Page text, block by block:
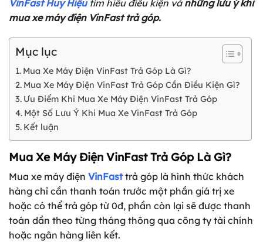
VinFast Huy Hiệutìm hiểu điều kiện và những lưu ý khi
mua xe máy điện VinFast trả góp.
Mục lục
Mua Xe Máy Điện VinFast Trả Góp Là Gì?
Mua Xe Máy Điện VinFast Trả Góp Cần Điều Kiện Gì?
Ưu Điểm Khi Mua Xe Máy Điện VinFast Trả Góp
Một Số Lưu Ý Khi Mua Xe VinFast Trả Góp
Kết luận
Mua Xe Máy Điện VinFast Trả Góp Là Gì?
Mua xe máy điện VinFasttrả góp là hình thức khách
hàng chỉ cần thanh toán trước một phần giá trị xe
hoặc có thể trả góp từ 0đ, phần còn lại sẽ được thanh
toán dần theo từng tháng thông qua công ty tài chính
hoặc ngân hàng liên kết.